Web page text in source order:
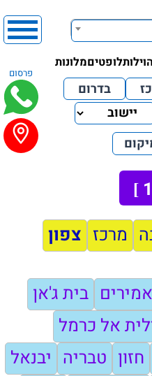
וילותלופטיםמלונות
פרסום
בדרום
1
]
מרכז צפון
אמירים בית ג'אן
אל כרמל
חזון טבריה יבנאל